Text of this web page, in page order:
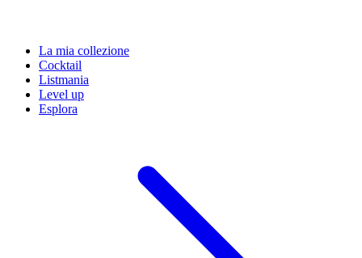
La mia collezione
Cocktail
Listmania
Level up
Esplora